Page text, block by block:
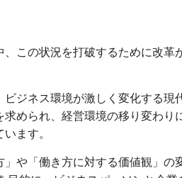
この状況を打破するために改革
ジネス環境が激しく変化する現
められ、経営環境の移り変わり
ます。
や「働き方に対する価値観」の